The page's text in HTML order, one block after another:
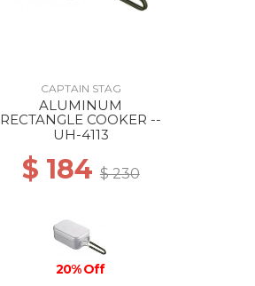
CAPTAIN STAG
ALUMINUM
RECTANGLE COOKER --
UH-4113
$ 184 $ 230
20% Off